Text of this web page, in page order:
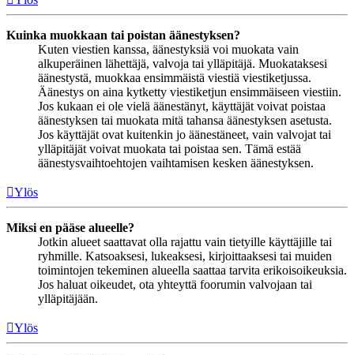
Kuinka muokkaan tai poistan äänestyksen?
Kuten viestien kanssa, äänestyksiä voi muokata vain
alkuperäinen lähettäjä, valvoja tai ylläpitäjä. Muokataksesi
äänestystä, muokkaa ensimmäistä viestiä viestiketjussa.
Äänestys on aina kytketty viestiketjun ensimmäiseen viestiin.
Jos kukaan ei ole vielä äänestänyt, käyttäjät voivat poistaa
äänestyksen tai muokata mitä tahansa äänestyksen asetusta.
Jos käyttäjät ovat kuitenkin jo äänestäneet, vain valvojat tai
ylläpitäjät voivat muokata tai poistaa sen. Tämä estää
äänestysvaihtoehtojen vaihtamisen kesken äänestyksen.
Ylös
Miksi en pääse alueelle?
Jotkin alueet saattavat olla rajattu vain tietyille käyttäjille tai
ryhmille. Katsoaksesi, lukeaksesi, kirjoittaaksesi tai muiden
toimintojen tekeminen alueella saattaa tarvita erikoisoikeuksia.
Jos haluat oikeudet, ota yhteyttä foorumin valvojaan tai
ylläpitäjään.
Ylös